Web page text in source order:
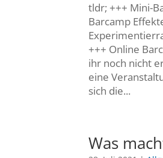
tldr; +++ Mini-
Barcamp
+++ Online
ihr noch nicht
eine
sich die...
Was